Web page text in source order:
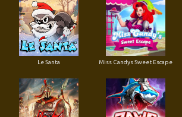
Le Santa Miss Candys Sweet Escape